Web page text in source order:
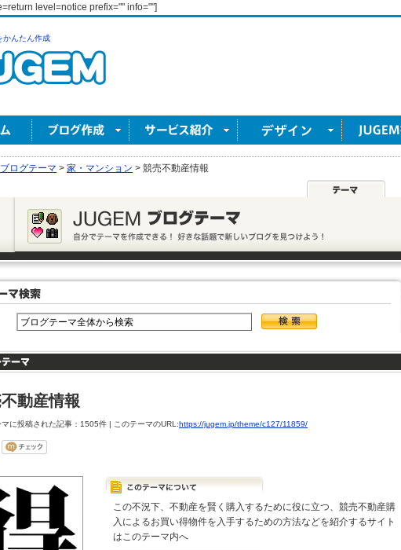
level=notice prefix="" info=""]
かんたん作成
ブログテーマ > 家・マンション > 競売不動産情報
動産情報
マに投稿された記事：1505件 | このテーマのURL:https://jugem.jp/theme/c127/11859/
この不況下、不動産を賢く購入するために役に立つ、競売不動産購
入によるお買い得物件を入手するための方法などを紹介するサイト
はこのテーマ内へ